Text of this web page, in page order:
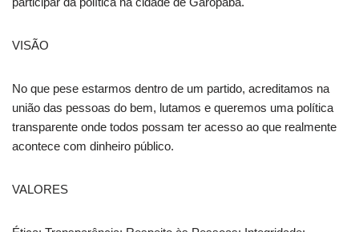
VISÃO
No que pese estarmos dentro de um partido, acreditamos na
união das pessoas do bem, lutamos e queremos uma política
transparente onde todos possam ter acesso ao que realmente
acontece com dinheiro público.
VALORES